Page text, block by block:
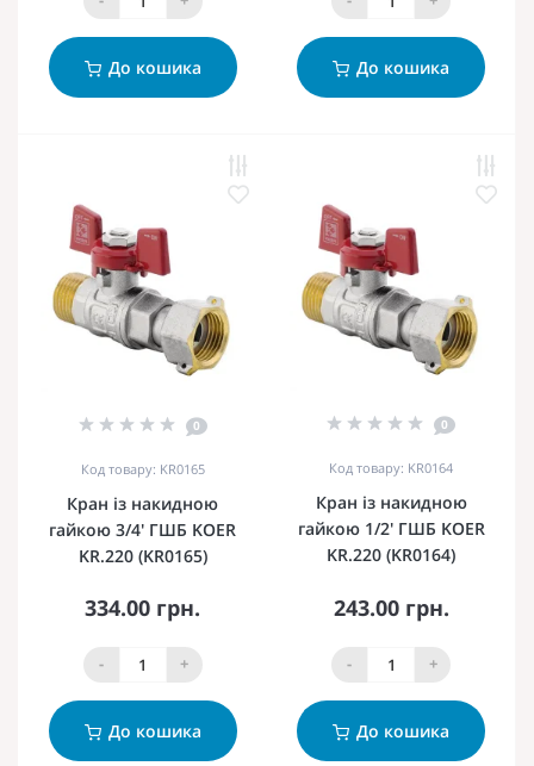
До кошика До кошика
0
Код товару: KR0165
Кран із накидною
гайкою 3/4' ГШБ KOER
KR.220 (KR0165)
334.00 грн.
- +
До кошика
0
Код товару: KR0164
Кран із накидною
гайкою 1/2' ГШБ KOER
KR.220 (KR0164)
243.00 грн.
- +
До кошика